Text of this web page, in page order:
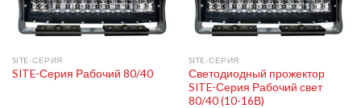
SITE-СЕРИЯ
SITE-Серия Рабочий 80/40
SITE-СЕРИЯ
Светодиодный прожектор
SITE-Серия Рабочий свет
80/40 (10-16В)